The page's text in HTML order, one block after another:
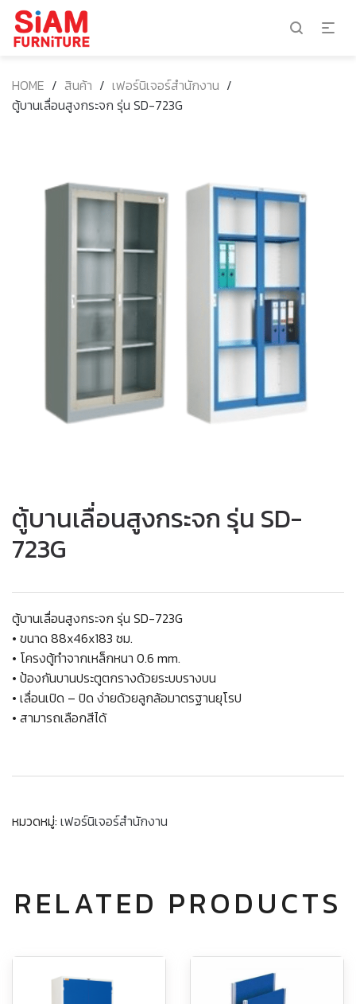
HOME / สินค้า / เฟอร์นิเจอร์สำนักงาน /
ตู้บานเลื่อนสูงกระจก รุ่น SD-723G
ตู้บานเลื่อนสูงกระจก รุ่น SD-
723G
ตู้บานเลื่อนสูงกระจก รุ่น SD-723G
• ขนาด 88x46x183 ซม.
• โครงตู้ทำจากเหล็กหนา 0.6 mm.
• ป้องกันบานประตูตกรางด้วยระบบรางบน
• เลื่อนเปิด – ปิด ง่ายด้วยลูกล้อมาตรฐานยุโรป
• สามารถเลือกสีได้
หมวดหมู่: เฟอร์นิเจอร์สำนักงาน
RELATED PRODUCTS